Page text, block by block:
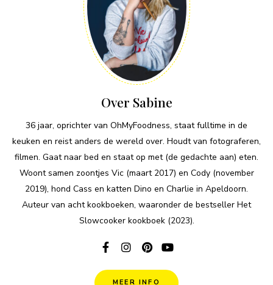
Over Sabine
36 jaar, oprichter van OhMyFoodness, staat fulltime in de
keuken en reist anders de wereld over. Houdt van fotograferen,
filmen. Gaat naar bed en staat op met (de gedachte aan) eten.
Woont samen zoontjes Vic (maart 2017) en Cody (november
2019), hond Cass en katten Dino en Charlie in Apeldoorn.
Auteur van acht kookboeken, waaronder de bestseller Het
Slowcooker kookboek (2023).
MEER INFO